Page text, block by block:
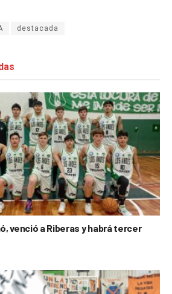
destacada
venció a Riberas y habrá tercer